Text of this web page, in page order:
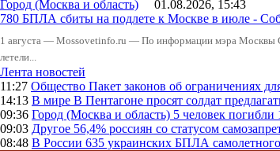
Город (Москва и область) 01.08.2026, 15:43
780 БПЛА сбиты на подлете к Москве в июле -
1 августа — Mossovetinfo.ru — По информации мэра Москвы
летели...
Лента новостей
11:27 Общество Пакет законов об ограничениях
14:13 В мире В Пентагоне просят солдат
09:36 Город (Москва и область) 5 человек погибли
09:03 Другое 56,4% россиян со статусом
08:48 В России 635 украинских БПЛА